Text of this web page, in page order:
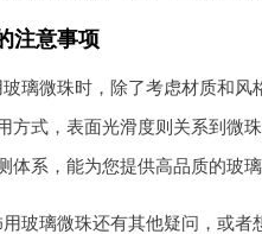
注意事项
璃微珠时，除了考虑材质和
方式，表面光滑度则关系到微
体系，能为您提供高品质的玻璃
玻璃微珠还有其他疑问，或